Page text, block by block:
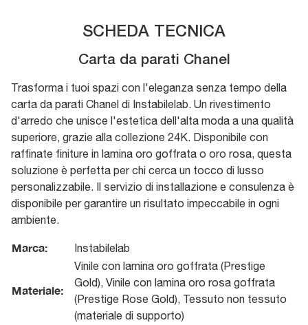
SCHEDA TECNICA
Carta da parati Chanel
Trasforma i tuoi spazi con l'eleganza senza tempo della
carta da parati Chanel di Instabilelab. Un rivestimento
d'arredo che unisce l'estetica dell'alta moda a una qualità
superiore, grazie alla collezione 24K. Disponibile con
raffinate finiture in lamina oro goffrata o oro rosa, questa
soluzione è perfetta per chi cerca un tocco di lusso
personalizzabile. Il servizio di installazione e consulenza è
disponibile per garantire un risultato impeccabile in ogni
ambiente.
Marca: Instabilelab
Materiale:
Vinile con lamina oro goffrata (Prestige
Gold), Vinile con lamina oro rosa goffrata
(Prestige Rose Gold), Tessuto non tessuto
(materiale di supporto)